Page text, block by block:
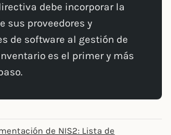
debe incorporar la
sus proveedores y
de software al gestión de
es el primer y más
de NIS2: Lista de